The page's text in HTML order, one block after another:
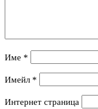
Име *
Имейл *
Интернет страница